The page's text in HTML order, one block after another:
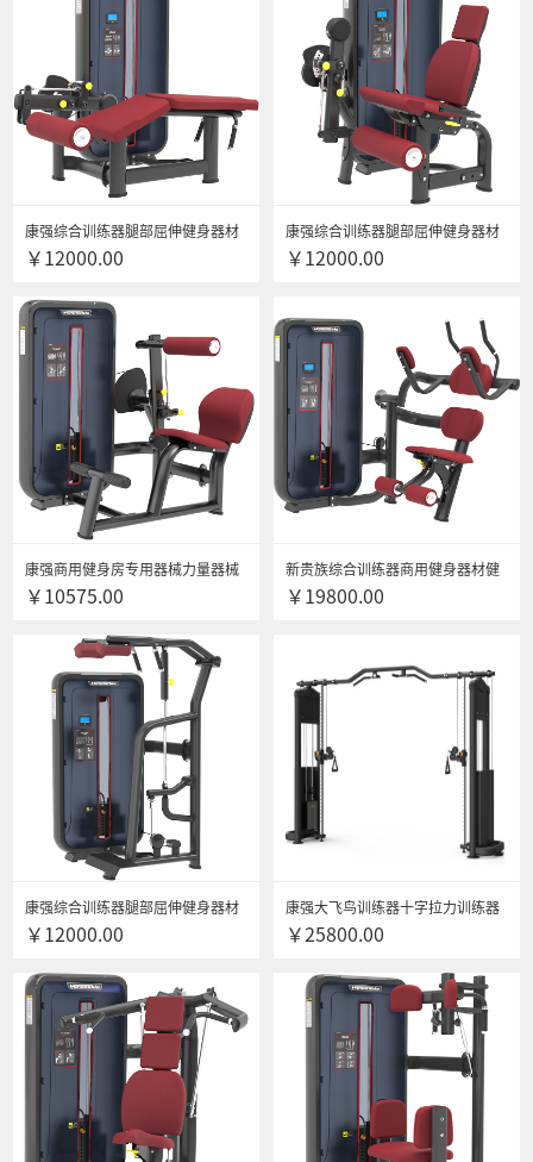
康强综合训练器腿部屈伸健身器材
腿部屈伸力量训练器材 6008俯卧式
￥12000.00
康强综合训练器腿部屈伸健身器材
腿部屈伸力量训练器材 6009大腿伸
￥12000.00
康强商用健身房专用器械力量器械
专项器械无氧健身器械 6010背部伸
￥10575.00
新贵族综合训练器商用健身器材健
身房专用上肢力量专项训练器 6011
￥19800.00
康强综合训练器腿部屈伸健身器材
腿部屈伸力量训练器材 6012立式小
￥12000.00
康强大飞鸟训练器十字拉力训练器
健身房专用综合训练器 6013B
￥25800.00